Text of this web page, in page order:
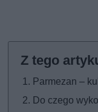
Parmezan –
Do czego